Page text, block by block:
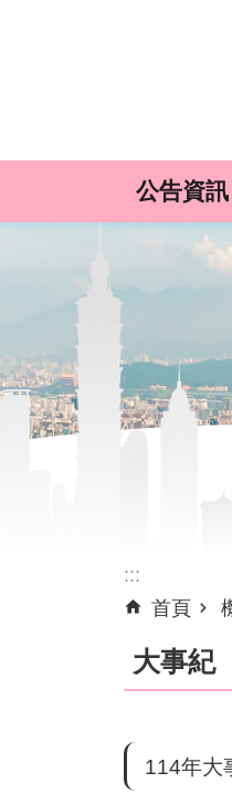
公告資訊
:::
首頁
大事紀
114年大